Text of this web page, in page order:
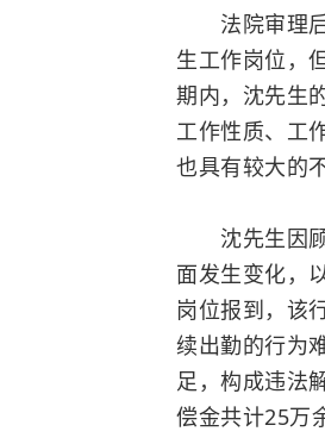
法院审理
生工作岗位，
期内，沈先生
工作性质、工
也具有较大的
沈先生因顾
面发生变化，
岗位报到，该
续出勤的行为
足，构成违法
偿金共计25万